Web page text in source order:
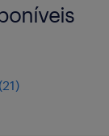
(21)